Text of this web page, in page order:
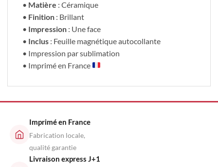
• Matière : Céramique
• Finition : Brillant
• Impression : Une face
• Inclus : Feuille magnétique autocollante
• Impression par sublimation
• Imprimé en France
Imprimé en France
Fabrication locale,
qualité garantie
Livraison express J+1